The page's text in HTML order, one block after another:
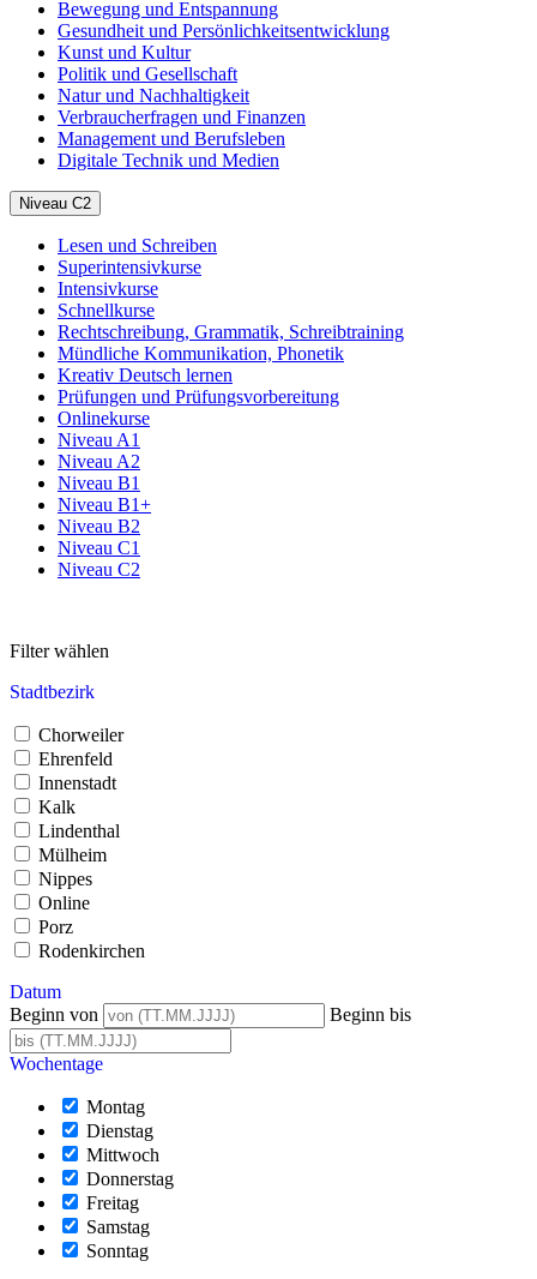
Bewegung und Entspannung
Gesundheit und Persönlichkeitsentwicklung
Kunst und Kultur
Politik und Gesellschaft
Natur und Nachhaltigkeit
Verbraucherfragen und Finanzen
Management und Berufsleben
Digitale Technik und Medien
Niveau C2
Lesen und Schreiben
Superintensivkurse
Intensivkurse
Schnellkurse
Rechtschreibung, Grammatik, Schreibtraining
Mündliche Kommunikation, Phonetik
Kreativ Deutsch lernen
Prüfungen und Prüfungsvorbereitung
Onlinekurse
Niveau A1
Niveau A2
Niveau B1
Niveau B1+
Niveau B2
Niveau C1
Niveau C2
Filter wählen
Stadtbezirk
Chorweiler
Ehrenfeld
Innenstadt
Kalk
Lindenthal
Mülheim
Nippes
Online
Porz
Rodenkirchen
Datum
Beginn von
Beginn bis
Wochentage
Montag
Dienstag
Mittwoch
Donnerstag
Freitag
Samstag
Sonntag